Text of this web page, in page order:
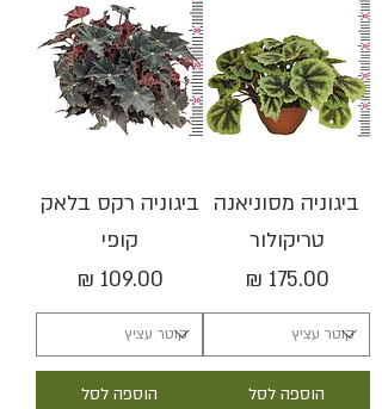
ביגוניה מסוניאנה
טריקולור
מחיר
הוספה לסל
ביגוניה רקס בלאק
קופי
מחיר
הוספה לסל